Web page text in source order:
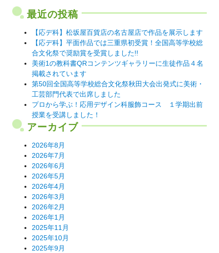
ー
シ
ョ
ン
最近の投稿
【応デ科】松坂屋百貨店の名古屋店で作品を展示します
【応デ科】平面作品では三重県初受賞！全国高等学校総
合文化祭で奨励賞を受賞しました!!
美術1の教科書QRコンテンツギャラリーに生徒作品４名
掲載されています
第50回全国高等学校総合文化祭秋田大会出発式に美術・
工芸部門代表で出席しました
プロから学ぶ！応用デザイン科服飾コース １学期出前
授業を受講しました！
アーカイブ
2026年8月
2026年7月
2026年6月
2026年5月
2026年4月
2026年3月
2026年2月
2026年1月
2025年11月
2025年10月
2025年9月